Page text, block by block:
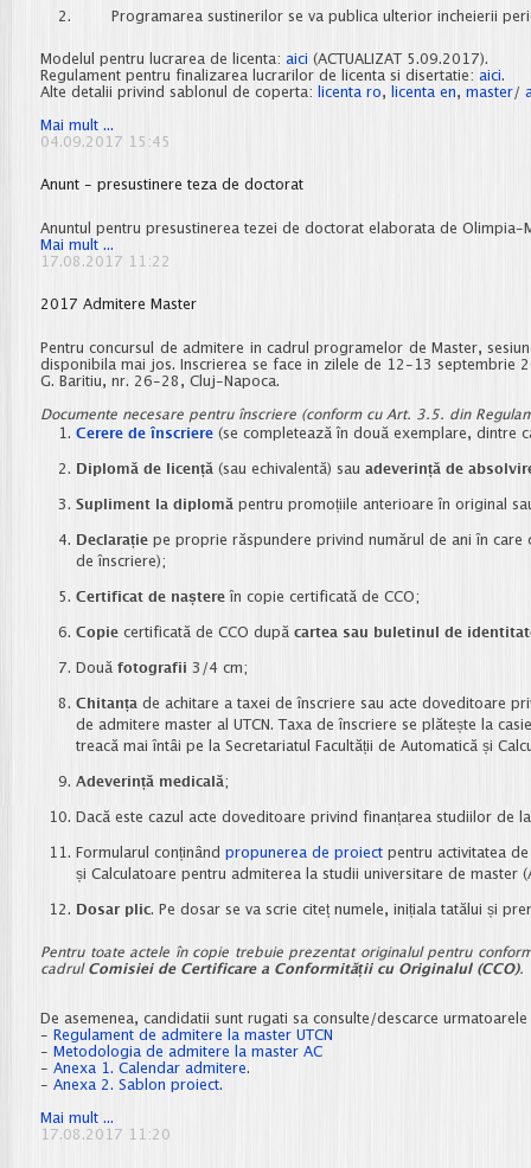
Programarea sustinerilor se va publica ulterior incheierii
Modelul pentru lucrarea de licenta: aici (ACTUALIZAT 5.09.2017).
Regulament pentru finalizarea lucrarilor de licenta si disertatie: aici.
Alte detalii privind sablonul de coperta:
licenta ro, licenta en, master/
Mai mult ...
sesiunea
04.09.2017 15:45
Anunt - presustinere teza de doctorat
Anuntul pentru presustinerea tezei de doctorat elaborata de Olimpia-
Mai mult ...
-
de
17.08.2017 11:22
2017 Admitere Master
Pentru concursul de admitere in cadrul programelor de Master,
disponibila mai jos. Inscrierea se face in zilele de 12-13 septembrie
G. Baritiu, nr. 26-28, Cluj-Napoca.
Documente necesare pentru înscriere (conform cu Art. 3.5. din
Cerere de înscriere (se completează în două exemplare, dintre
Diplomă de licență (sau echivalentă) sau adeverință de
Supliment la diplomă pentru promoțiile anterioare în original
Declarație pe proprie răspundere privind numărul de ani în care
de înscriere);
Certificat de naștere în copie certificată de CCO;
Copie certificată de CCO după cartea sau buletinul de
Două fotografii 3/4 cm;
Chitanța de achitare a taxei de înscriere sau acte doveditoare
de admitere master al UTCN. Taxa de înscriere se plătește la
treacă mai întâi pe la Secretariatul Facultății de Automatică și
Adeverință medicală;
Dacă este cazul acte doveditoare privind finanțarea studiilor de
Formularul conținând propunerea de proiect pentru activitatea
și Calculatoare pentru admiterea la studii universitare de master
Dosar plic. Pe dosar se va scrie citeț numele, inițiala tatălui și
Pentru toate actele în copie trebuie prezentat originalul pentru
cadrul Comisiei de Certificare a Conformității cu Originalul (CCO).
De asemenea, candidatii sunt rugati sa consulte/descarce
-
Regulament de admitere la master UTCN
-
Metodologia de admitere la master AC
- Anexa 1. Calendar admitere.
- Anexa 2. Sablon proiect.
Mai mult ...
Admitere
17.08.2017 11:20